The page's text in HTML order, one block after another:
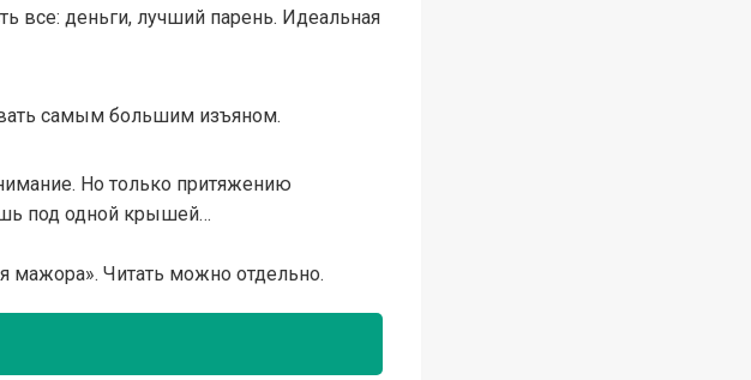
все: деньги, лучший парень. Идеальная
самым большим изъяном.
Но только притяжению
под одной крышей…
мажора». Читать можно отдельно.